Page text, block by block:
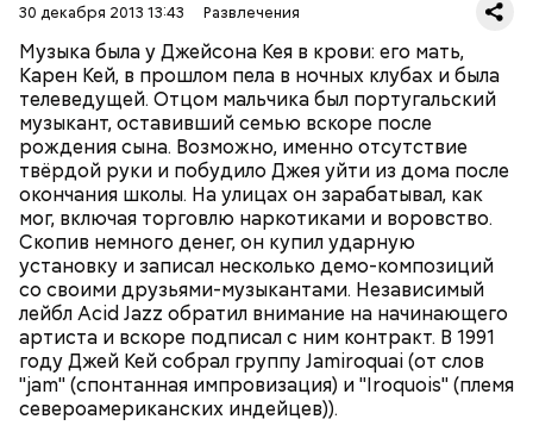
30 декабря 2013 13:43 Развлечения
Музыка была у Джейсона Кея в крови: его мать,
Карен Кей, в прошлом пела в ночных клубах и была
телеведущей. Отцом мальчика был португальский
музыкант, оставивший семью вскоре после
рождения сына. Возможно, именно отсутствие
твёрдой руки и побудило Джея уйти из дома после
окончания школы. На улицах он зарабатывал, как
мог, включая торговлю наркотиками и воровство.
Скопив немного денег, он купил ударную
установку и записал несколько демо-композиций
со своими друзьями-музыкантами. Независимый
лейбл Acid Jazz обратил внимание на начинающего
артиста и вскоре подписал с ним контракт. В 1991
году Джей Кей собрал группу Jamiroquai (от слов
"jam" (спонтанная импровизация) и "Iroquois" (племя
североамериканских индейцев)).
Вторым альбомом, "The Return Of The Space
Cowboy" (1994), группа закрепила успех, однако
настоящим прорывом стала пластинка"Travelling
Without Moving" 1996 года. Сингл"Virtual Insanity"
("Виртуальное безумие") произвёл настоящий
фурор: в 1997 году клип на эту песню получил
четыре награды MTV, а сама песня в 1998 году была
отмечена премией Grammy в номинации "Лучшее
вокальное поп-исполнение дуэтом или группой".
Международными хитами также стали песни
"Cosmic Girl" и "Alright".
более тяжёлом стиле, а песня заняла первое место в
Великобритании. Альбом "Synkronized"(1999) был
исполнен в традиционных для группы стилях фанк
и эйсид-джаз. Бешеной популярности
предыдущего диска он не достиг, но разошёлся по
всему миру в количестве четырёх миллионов копий.
За выступлением на легендарном фестивале
Woodstock в 1999 году последовал двухлетний
перерыв, после которого вышел альбом"A Funk
Odyssey"(2001), на котором преобладало
электронное звучание.
МУЗЫКА